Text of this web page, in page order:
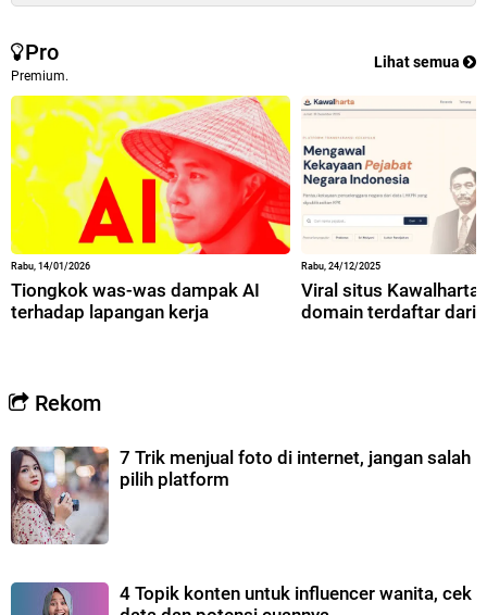
Pro
Premium.
Lihat semua
Rabu, 14/01/2026
Tiongkok was-was dampak AI
terhadap lapangan kerja
Rabu, 24/12/2025
Viral situs
domain terdaftar dari
Rekom
7 Trik menjual foto di internet, jangan salah
pilih platform
4 Topik konten untuk influencer wanita, cek